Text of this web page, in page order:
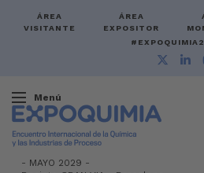
ÁREA
VISITANTE
ÁREA
EXPOSITOR
Menú
- MAYO 2029 -